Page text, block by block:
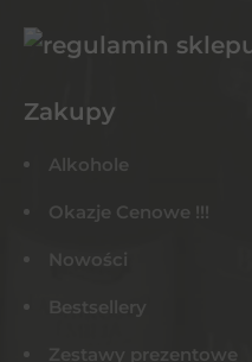
Zakupy
Alkohole
Okazje Cenowe !!!
Nowości
Bestsellery
Zestawy prezentowe